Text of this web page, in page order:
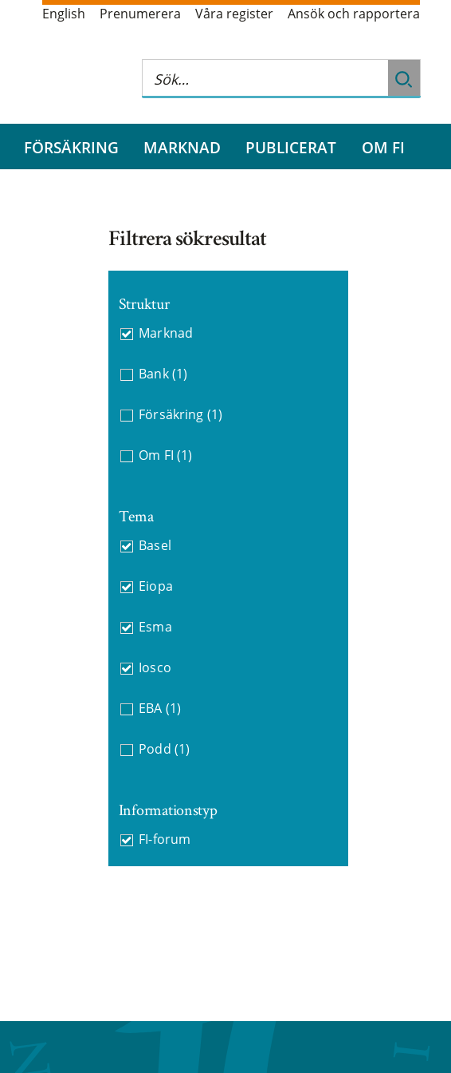
English Prenumerera Våra register Ansök och rapportera
FÖRSÄKRING MARKNAD PUBLICERAT OM FI
Filtrera sökresultat
Struktur
Marknad
Bank (1)
Försäkring (1)
Om FI (1)
Tema
Basel
Eiopa
Esma
Iosco
EBA (1)
Podd (1)
Informationstyp
FI-forum